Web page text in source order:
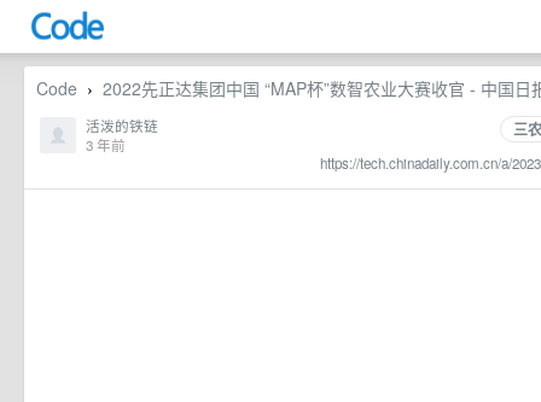
Code › 2022先正达集团中国 “MAP杯”数智农业大赛收官 - 中国日
三农
https://tech.chinadaily.com.cn/a/
活泼的铁链
3 年前